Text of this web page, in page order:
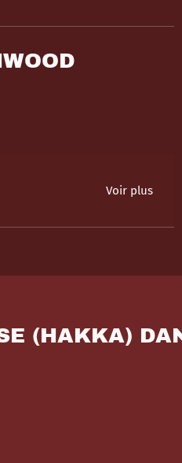
Voir plus
(HAKKA)